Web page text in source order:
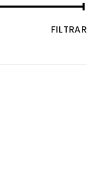
FILTRAR